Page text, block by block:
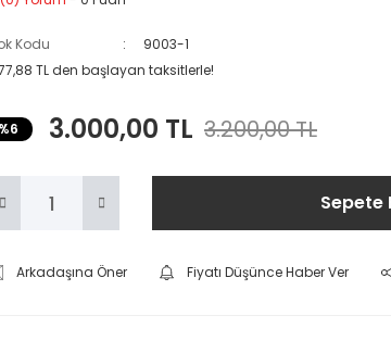
Kodu
9003-1
TL den başlayan taksitlerle!
%6 3.000,00 TL 3.200,00 TL
Sepete
Arkadaşına Öner Fiyatı Düşünce Haber Ver